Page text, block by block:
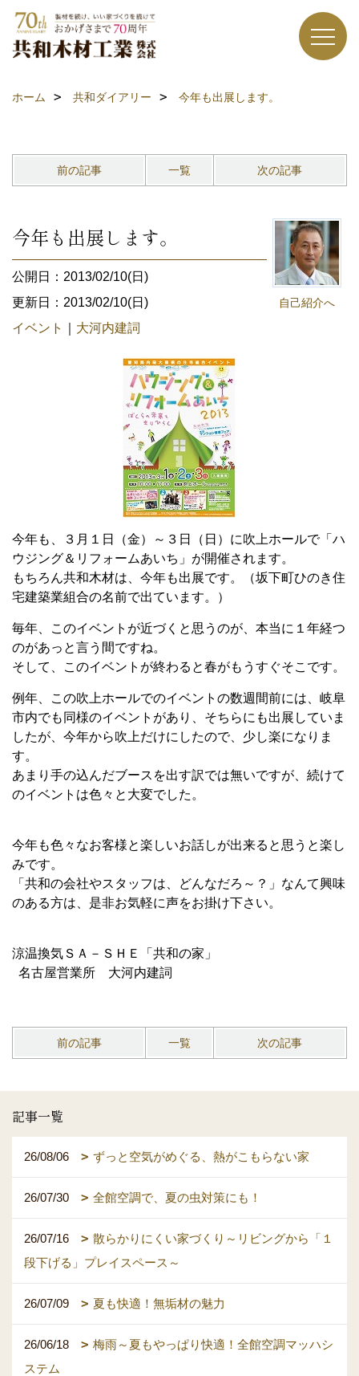
ホーム 共和ダイアリー 今年も出展します。
前の記事 一覧 次の記事
自己紹介へ
今年も出展します。
公開日：2013/02/10(日)
更新日：2013/02/10(日)
イベント
大河内建詞
今年も、３月１日（金）～３日（日）に吹上ホールで「ハ
ウジング＆リフォームあいち」が開催されます。
もちろん共和木材は、今年も出展です。（坂下町ひのき住
宅建築業組合の名前で出ています。）
毎年、このイベントが近づくと思うのが、本当に１年経つ
のがあっと言う間ですね。
そして、このイベントが終わると春がもうすぐそこです。
例年、この吹上ホールでのイベントの数週間前には、岐阜
市内でも同様のイベントがあり、そちらにも出展していま
したが、今年から吹上だけにしたので、少し楽になりま
す。
あまり手の込んだブースを出す訳では無いですが、続けて
のイベントは色々と大変でした。
今年も色々なお客様と楽しいお話しが出来ると思うと楽し
みです。
「共和の会社やスタッフは、どんなだろ～？」なんて興味
のある方は、是非お気軽に声をお掛け下さい。
涼温換気ＳＡ－ＳＨＥ「共和の家」
名古屋営業所 大河内建詞
前の記事 一覧 次の記事
記事一覧
26/08/06 ずっと空気がめぐる、熱がこもらない家
26/07/30 全館空調で、夏の虫対策にも！
26/07/16
散らかりにくい家づくり～リビングから「１
段下げる」プレイスペース～
26/07/09 夏も快適！無垢材の魅力
26/06/18
梅雨～夏もやっぱり快適！全館空調マッハシ
ステム